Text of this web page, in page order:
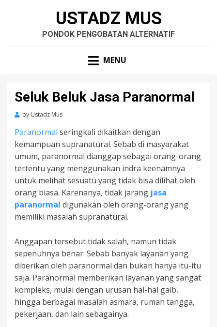
USTADZ MUS
PONDOK PENGOBATAN ALTERNATIF
MENU
Seluk Beluk Jasa Paranormal
by Ustadz Mus
Paranormal seringkali dikaitkan dengan
kemampuan supranatural. Sebab di masyarakat
umum, paranormal dianggap sebagai orang-orang
tertentu yang menggunakan indra keenamnya
untuk melihat sesuatu yang tidak bisa dilihat oleh
orang biasa. Karenanya, tidak jarang jasa
paranormal digunakan oleh orang-orang yang
memiliki masalah supranatural.
Anggapan tersebut tidak salah, namun tidak
sepenuhnya benar. Sebab banyak layanan yang
diberikan oleh paranormal dan bukan hanya itu-itu
saja. Paranormal memberikan layanan yang sangat
kompleks, mulai dengan urusan hal-hal gaib,
hingga berbagai masalah asmara, rumah tangga,
pekerjaan, dan lain sebagainya.